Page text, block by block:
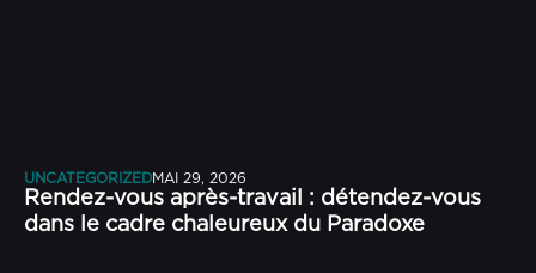
UNCATEGORIZEDMAI 29, 2026
Rendez-vous après-travail : détendez-vous
dans le cadre chaleureux du Paradoxe